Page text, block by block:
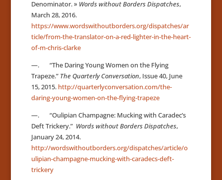
Denominator. » Words without Borders Dispatches,
March 28, 2016.
https://www.wordswithoutborders.org/dispatches/ar
ticle/from-the-translator-on-a-red-lighter-in-the-heart-
of-m-chris-clarke
—. “The Daring Young Women on the Flying
Trapeze.” The Quarterly Conversation, Issue 40, June
15, 2015. http://quarterlyconversation.com/the-
daring-young-women-on-the-flying-trapeze
—. “Oulipian Champagne: Mucking with Caradec’s
Deft Trickery.” Words without Borders Dispatches,
January 24, 2014.
http://wordswithoutborders.org/dispatches/article/o
ulipian-champagne-mucking-with-caradecs-deft-
trickery